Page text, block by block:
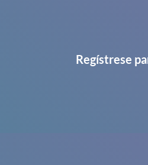
Regístrese